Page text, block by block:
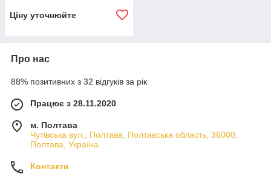
Ціну уточнюйте
Про нас
88% позитивних з 32 відгуків за рік
Працює з 28.11.2020
м. Полтава
Чутівська вул., Полтава, Полтавська область, 36000,
Полтава, Україна
Контакти